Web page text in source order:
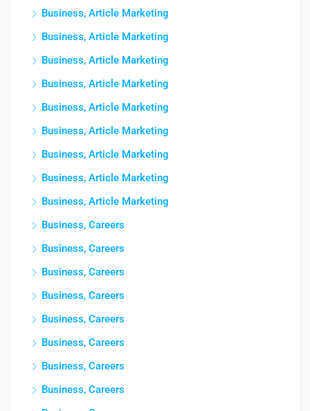
Business, Article Marketing
Business, Article Marketing
Business, Article Marketing
Business, Article Marketing
Business, Article Marketing
Business, Article Marketing
Business, Article Marketing
Business, Article Marketing
Business, Article Marketing
Business, Careers
Business, Careers
Business, Careers
Business, Careers
Business, Careers
Business, Careers
Business, Careers
Business, Careers